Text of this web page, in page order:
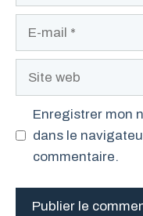
Site
Enregistrer mon
dans le
commentaire.